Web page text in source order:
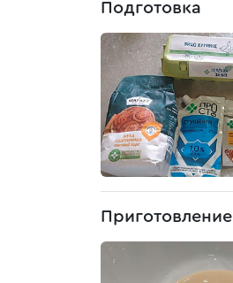
Подготовка
Приготовление